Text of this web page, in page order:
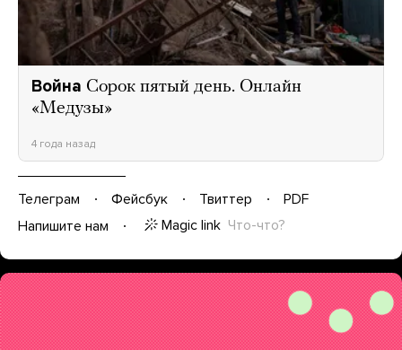
Война Сорок пятый день. Онлайн
«Медузы»
4 года назад
Телеграм Фейсбук Твиттер
PDF
Напишите нам
Magic link Что-что?